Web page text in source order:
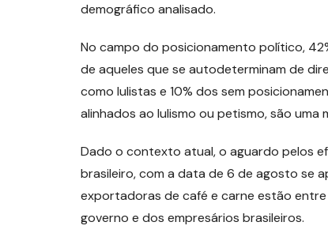
demográfico analisado.
No campo do posicionamento político,
de aqueles que se autodeterminam de
como lulistas e 10% dos sem
alinhados ao lulismo ou petismo, são
Dado o contexto atual, o aguardo pelos
brasileiro, com a data de 6 de agosto se
exportadoras de café e carne estão
governo e dos empresários brasileiros.